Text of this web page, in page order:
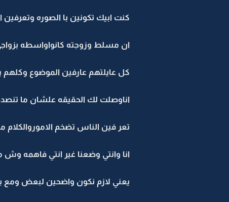
كنت ابيك تكونين با الصوره
ان مسلط وزوجته كانواواسطه
كل عايلتهم عارفين الموضوع وكلهم
اناوصلت لك الحقيقه علشان ما
تعر فين الناس تضخم الاموروالكلام
انا وانتي وضعنا غير انتي فاهمه وش
يعني لازم نكون واضحين لبعض ومع